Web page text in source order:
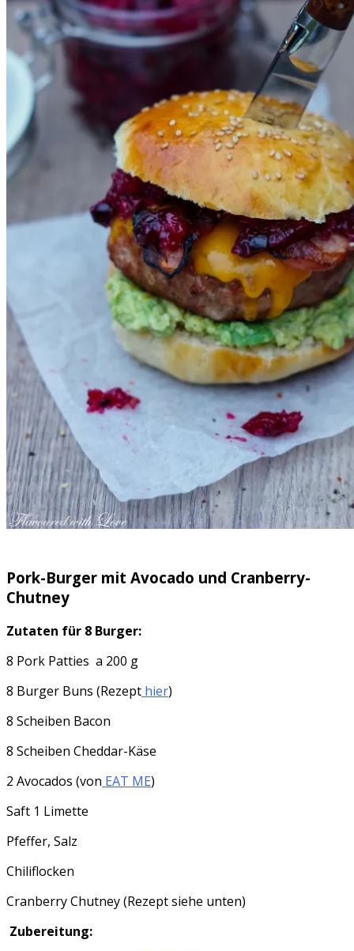
Pork-Burger mit Avocado und Cranberry-
Chutney
Zutaten für 8 Burger:
8 Pork Patties a 200 g
8 Burger Buns (Rezept hier)
8 Scheiben Bacon
8 Scheiben Cheddar-Käse
2 Avocados (von EAT ME)
Saft 1 Limette
Pfeffer, Salz
Chiliflocken
Cranberry Chutney (Rezept siehe unten)
Zubereitung: